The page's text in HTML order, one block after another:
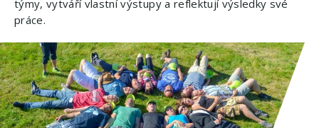
týmy, vytváří vlastní výstupy a reflektují výsledky své
práce.